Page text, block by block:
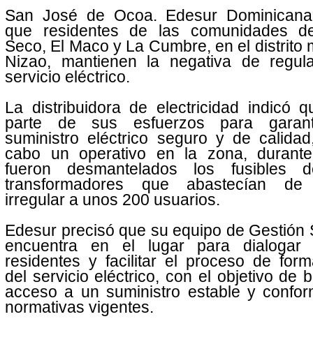
San José de Ocoa. Edesur
que residentes de las comunidades
Seco, El Maco y La Cumbre, en el distrito
Nizao, mantienen la negativa de
servicio eléctrico.
La distribuidora de electricidad indicó
parte de sus esfuerzos para
suministro eléctrico seguro y de
cabo un operativo en la zona,
fueron desmantelados los fusibles
transformadores que abastecían de
irregular a unos 200 usuarios.
Edesur precisó que su equipo de Gestión
encuentra en el lugar para dialogar
residentes y facilitar el proceso de
del servicio eléctrico, con el objetivo de
acceso a un suministro estable y
normativas vigentes.